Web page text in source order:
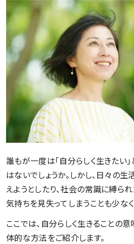
誰もが一度は「自分らしく生きたい
はないでしょうか。しかし、日々の
えようとしたり、社会の常識に縛ら
気持ちを見失ってしまうことも少なく
ここでは、自分らしく生きることの
体的な方法をご紹介します。